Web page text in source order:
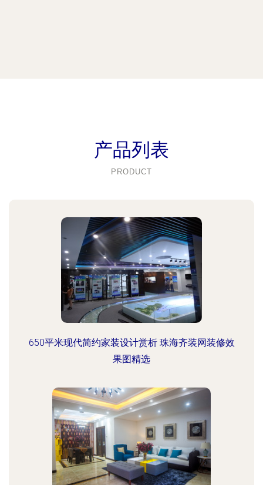
产品列表
PRODUCT
650平米现代简约家装设计赏析 珠海齐装网装修效
果图精选